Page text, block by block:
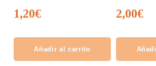
1,20€
Añadir al carrito
2,00€